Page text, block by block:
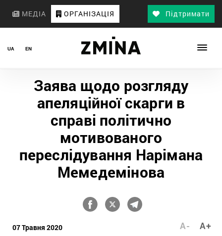
МЕДІА ОРГАНІЗАЦІЯ Підтримати
UA EN
Заява щодо розгляду
апеляційної скарги в
справі політично
мотивованого
переслідування Нарімана
Мемедемінова
07 Травня 2020 A+
A-